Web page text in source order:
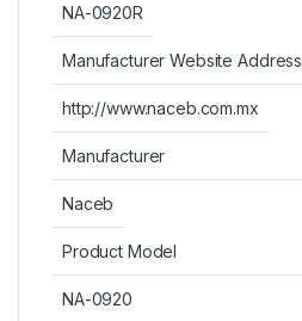
NA-0920R
Manufacturer Website Address
http://www.naceb.com.mx
Manufacturer
Naceb
Product Model
NA-0920